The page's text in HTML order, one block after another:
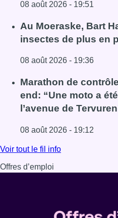
08 août 2026 - 19:51
Lire l'article Un nouveau
Au Moeraske, Bart
insectes de plus en
08 août 2026 - 19:36
Lire l'article Au Moeraske,
Marathon de
end: “Une moto a
l’avenue de
08 août 2026 - 19:12
Lire l'article Marathon de
Voir tout le fil info
Offres d’emploi